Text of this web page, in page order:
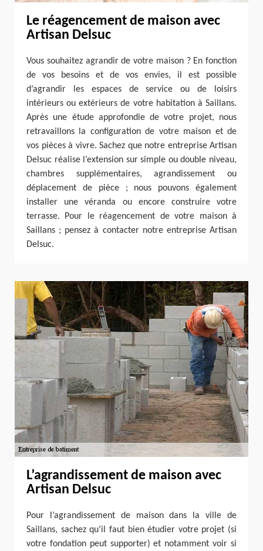
Le réagencement de maison avec
Artisan Delsuc
Vous souhaitez agrandir de votre maison ? En fonction
de vos besoins et de vos envies, il est possible
d’agrandir les espaces de service ou de loisirs
intérieurs ou extérieurs de votre habitation à Saillans.
Après une étude approfondie de votre projet, nous
retravaillons la configuration de votre maison et de
vos pièces à vivre. Sachez que notre entreprise Artisan
Delsuc réalise l’extension sur simple ou double niveau,
chambres supplémentaires, agrandissement ou
déplacement de pièce ; nous pouvons également
installer une véranda ou encore construire votre
terrasse. Pour le réagencement de votre maison à
Saillans ; pensez à contacter notre entreprise Artisan
Delsuc.
L’agrandissement de maison avec
Artisan Delsuc
Pour l’agrandissement de maison dans la ville de
Saillans, sachez qu’il faut bien étudier votre projet (si
votre fondation peut supporter) et notamment voir si